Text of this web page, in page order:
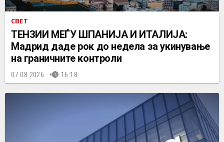
СВЕТ
ТЕНЗИИ МЕЃУ ШПАНИЈА И ИТАЛИЈА:
Мадрид даде рок до недела за укинување
на граничните контроли
07.08.2026. 16:18